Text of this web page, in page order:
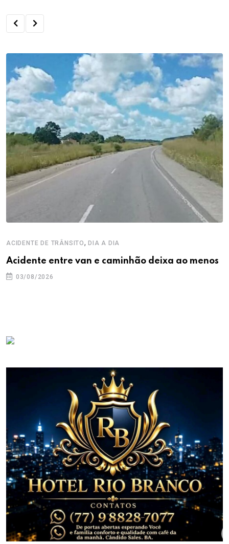
ACIDENTE DE TRÂNSITO, DIA A DIA
Acidente entre van e caminhão deixa ao menos
03/08/2026